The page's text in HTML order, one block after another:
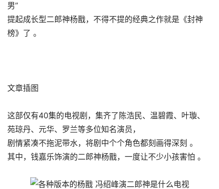
男”
提起成长型二郎神杨戬，不得不提的经典之作就是《封神
榜》了 。
文章插图
这部仅有40集的电视剧，集齐了陈浩民、温碧霞、叶璇、
苑琼丹、元华、罗兰等多位知名演员，
剧情紧凑不拖泥带水，将剧中个个角色都刻画得深刻 。
其中，钱嘉乐饰演的二郎神杨戬，一度让不少小孩害怕 。